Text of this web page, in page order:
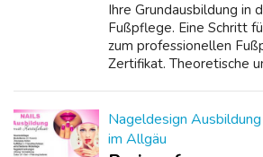
Ihre Grundausbildung in
Fußpflege. Eine Schritt
zum professionellen
Zertifikat. Theoretische
Nageldesign
im Allgäu